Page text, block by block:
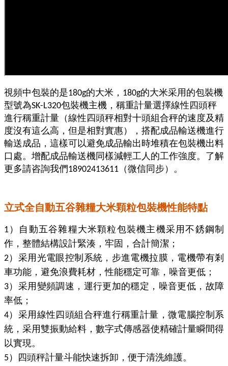
視頻中包裝的是180g的大米， 180g的大米采用的包裝機
型號為SK-L320包裝機主機，稱重計量選擇線性四頭秤
進行稱重計量（線性四頭秤相對十頭組合秤的速度及精
度沒有這么高，但是相對實惠），搭配成品輸送機進行
輸送成品，這樣可以避免成品輸出時堆積在包裝機出料
口處。增配成品輸送機同樣減輕工人的工作強度。了解
更多請咨詢我們18902413611 （微信同步）。
立式全自動五谷雜糧大米顆粒包裝機性能特點
1 ）自動五谷雜糧大米顆粒包裝機主機采用不銹鋼制
作，整體結構設計緊湊，牢固，合計簡潔；
2）采用光電眼控制系統，步進電機拉膜，電機帶有剎
車功能，避免浪費耗材，性能穩定可靠，噪音更低；
3）采用變頻調速，運行更加的穩定，噪音更低，故障
率低；
4）采用線性四頭組合秤進行稱重計量，微電腦控制系
統，采用雙振動給料，數字式傳感器使精確計量瞬間得
以實現。
5 ）四頭秤計量斗能快速拆卸，便于清洗維護。